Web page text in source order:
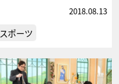
2018.08.13
スポーツ